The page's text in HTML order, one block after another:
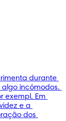
durante
incómodos.
exempl. Em
e a
dos